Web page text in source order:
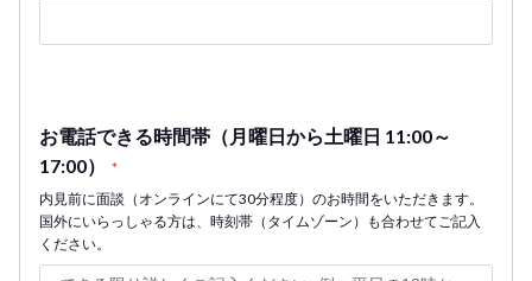
お電話できる時間帯（月曜日から土曜日 11:00～
17:00）
*
内見前に面談（オンラインにて30分程度）のお時間をいただきます。
国外にいらっしゃる方は、時刻帯（タイムゾーン）も合わせてご記入
ください。